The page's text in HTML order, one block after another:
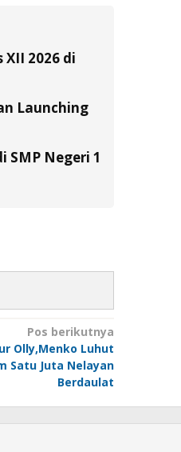
2026 di
Launching
SMP Negeri 1
Pos berikutnya
Olly,Menko Luhut
Satu Juta Nelayan
Berdaulat